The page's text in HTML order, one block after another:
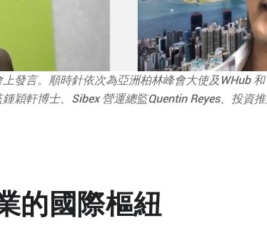
發言。順時針依次為亞洲柏林峰會大使及WHub
穎軒博士、Sibex 營運總監Quentin Reyes、投資
的國際樞紐